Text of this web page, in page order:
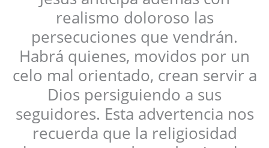
realismo doloroso las
persecuciones que vendrán.
Habrá quienes, movidos por un
celo mal orientado, crean servir a
Dios persiguiendo a sus
seguidores. Esta advertencia nos
recuerda que la religiosidad